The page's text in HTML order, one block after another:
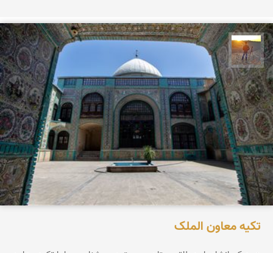
مهدی مخلصیان
تکیه معاون الملک